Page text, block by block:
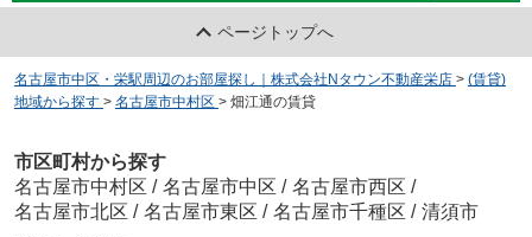
ページトップへ
名古屋市中区・栄駅周辺のお部屋探し｜株式会社Nタウン不動産栄店 > (賃貸)
地域から探す > 名古屋市中村区 > 畑江通の賃貸
市区町村から探す
名古屋市中村区 / 名古屋市中区 / 名古屋市西区 /
名古屋市北区 / 名古屋市東区 / 名古屋市千種区 / 清須市